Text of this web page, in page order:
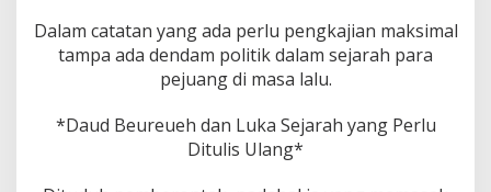
1
9
4
5
a
n
Dalam catatan yang ada perlu pengkajian maksimal
tampa ada dendam politik dalam sejarah para
pejuang di masa lalu.
*Daud Beureueh dan Luka Sejarah yang Perlu
Ditulis Ulang*